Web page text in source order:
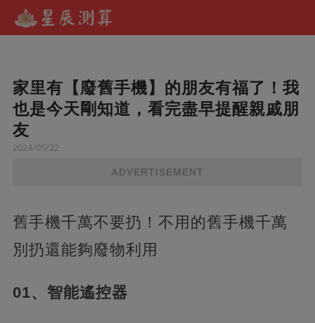
家里有【廢舊手機】的朋友有福了！我
也是今天剛知道，看完盡早提醒親戚朋
友
2024/05/22
ADVERTISEMENT
舊手機千萬不要扔！不用的舊手機千萬
別扔還能夠廢物利用
01、智能遙控器